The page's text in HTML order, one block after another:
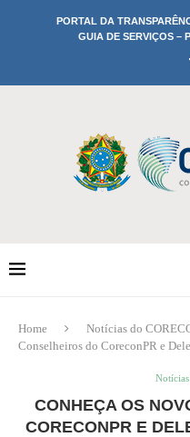
PORTAL DA
GUIA DE SERVIÇOS –
Home Notícias do
Conselheiros do CoreconPR e
CONHEÇA OS
CORECONPR E